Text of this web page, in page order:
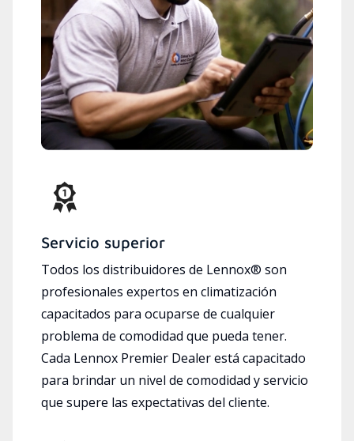
Servicio superior
Todos los distribuidores de Lennox® son
profesionales expertos en climatización
capacitados para ocuparse de cualquier
problema de comodidad que pueda tener.
Cada Lennox Premier Dealer está capacitado
para brindar un nivel de comodidad y servicio
que supere las expectativas del cliente.